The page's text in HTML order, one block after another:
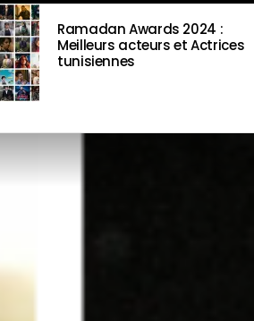
Ramadan Awards 2024 :
Meilleurs acteurs et Actrices
tunisiennes